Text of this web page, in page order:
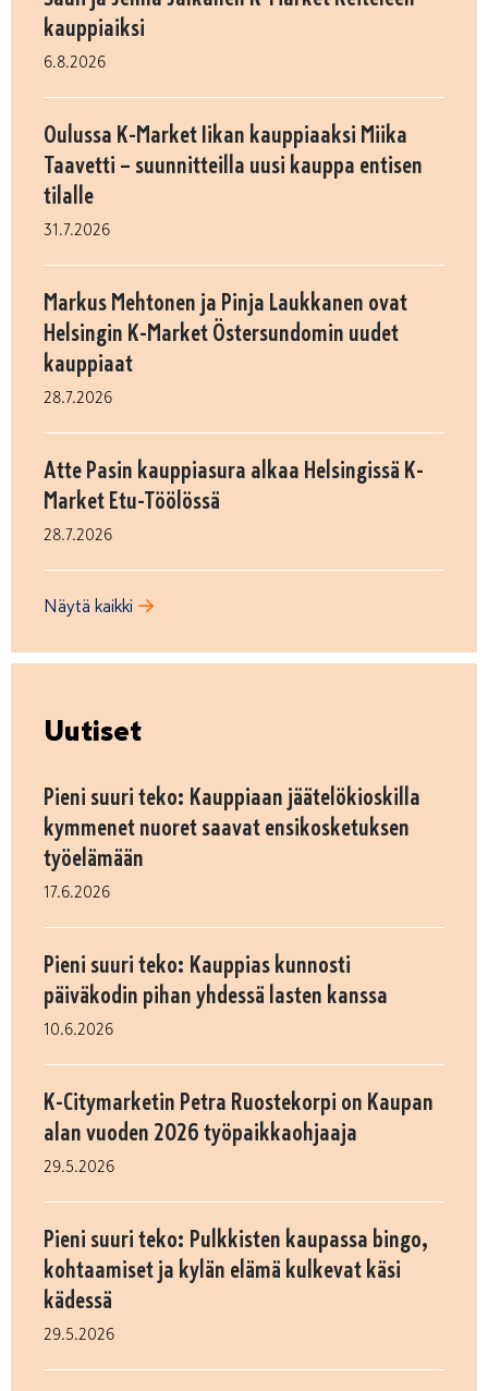
kauppiaiksi
6.8.2026
Oulussa K-Market Iikan kauppiaaksi Miika
Taavetti – suunnitteilla uusi kauppa entisen
tilalle
31.7.2026
Markus Mehtonen ja Pinja Laukkanen ovat
Helsingin K-Market Östersundomin uudet
kauppiaat
28.7.2026
Atte Pasin kauppiasura alkaa Helsingissä K-
Market Etu-Töölössä
28.7.2026
Näytä kaikki
Uutiset
Pieni suuri teko: Kauppiaan jäätelökioskilla
kymmenet nuoret saavat ensikosketuksen
työelämään
17.6.2026
Pieni suuri teko: Kauppias kunnosti
päiväkodin pihan yhdessä lasten kanssa
10.6.2026
K-Citymarketin Petra Ruostekorpi on Kaupan
alan vuoden 2026 työpaikkaohjaaja
29.5.2026
Pieni suuri teko: Pulkkisten kaupassa bingo,
kohtaamiset ja kylän elämä kulkevat käsi
kädessä
29.5.2026